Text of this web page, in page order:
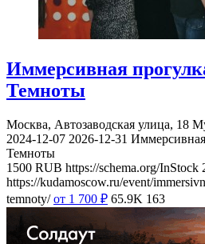
Иммерсивная
Темноты
Москва, Автозаводская улица, 18
2024-12-07 2026-12-31
Темноты
1500 RUB https://schema.org/InStock
https://kudamoscow.ru/event/
temnoty/ от 1 700 ₽ 65.9K 163